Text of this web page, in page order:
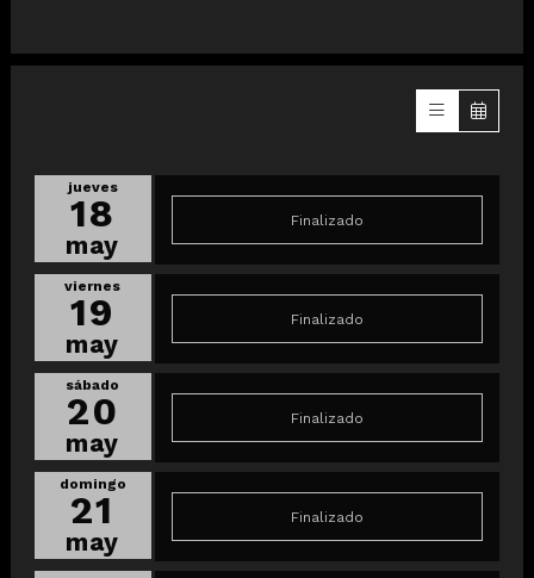
jueves
18
may
Finalizado
viernes
19
may
Finalizado
sábado
20
may
Finalizado
domingo
21
may
Finalizado